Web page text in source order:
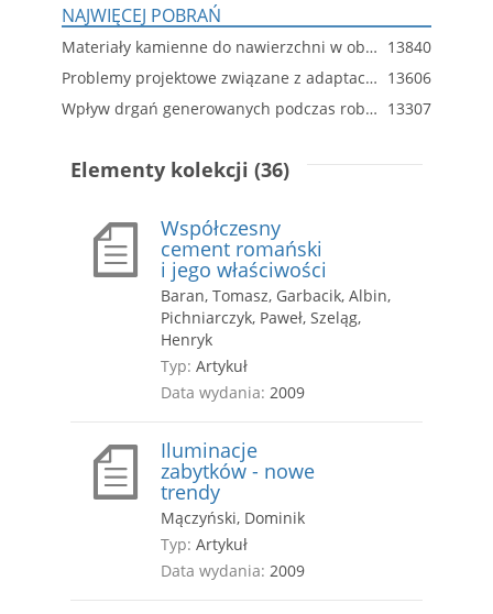
NAJWIĘCEJ POBRAŃ
Materiały kamienne do nawierzchni w obszarach zabytkowych, w świetle zharmonizowanych wymagań europejskich 13840
Problemy projektowe związane z adaptacją budynków zabytkowych na cele użyteczności publicznej 13606
Wpływ drgań generowanych podczas robót drogowych na zabytkowe obiekty budowlane (diagnoza a posteriori) 13307
Elementy kolekcji (36)
Współczesny
cement romański
i jego właściwości
Baran, Tomasz, Garbacik, Albin,
Pichniarczyk, Paweł, Szeląg,
Henryk
Typ: Artykuł
Data wydania: 2009
Iluminacje
zabytków - nowe
trendy
Mączyński, Dominik
Typ: Artykuł
Data wydania: 2009